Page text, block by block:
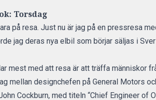
Torsdag
på resa. Just nu är jag på en pressresa
jag deras nya elbil som börjar säljas i
mest med att resa är att träffa människor
mellan designchefen på General Motors
Cockburn, med titeln “Chief Engineer